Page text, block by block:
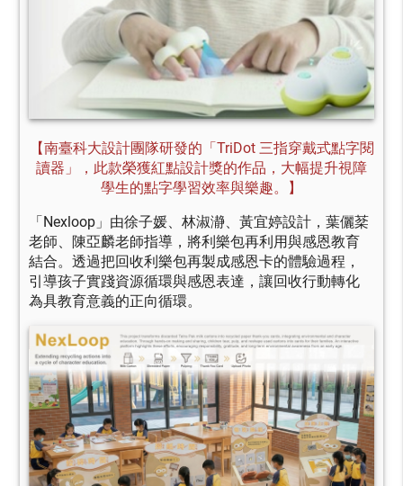
【南臺科大設計團隊研發的「TriDot 三指穿戴式點字閱
讀器」，此款榮獲紅點設計獎的作品，大幅提升視障
學生的點字學習效率與樂趣。】
「Nexloop」由徐子媛、林淑瀞、黃宜婷設計，葉儷棻
老師、陳亞麟老師指導，將利樂包再利用與感恩教育
結合。透過把回收利樂包再製成感恩卡的體驗過程，
引導孩子實踐資源循環與感恩表達，讓回收行動轉化
為具教育意義的正向循環。